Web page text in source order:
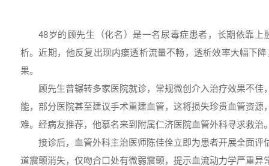
48岁的顾先生（化名）是一名尿毒症患者，长期依靠上
析。近期，他反复出现内瘘透析流量不畅，透析效率大幅下
果。
顾先生曾辗转多家医院就诊，常规微创介入治疗效果不佳
能，部分医院甚至建议手术重建血管，这将损失珍贵血管资源
难。经病友推荐，他慕名来到附属仁济医院血管外科寻求救治
接诊后，血管外科主治医师陈佳佺立即为患者开展全面评
道震颤消失，仅吻合口处有微弱震颤，提示血流动力学严重异